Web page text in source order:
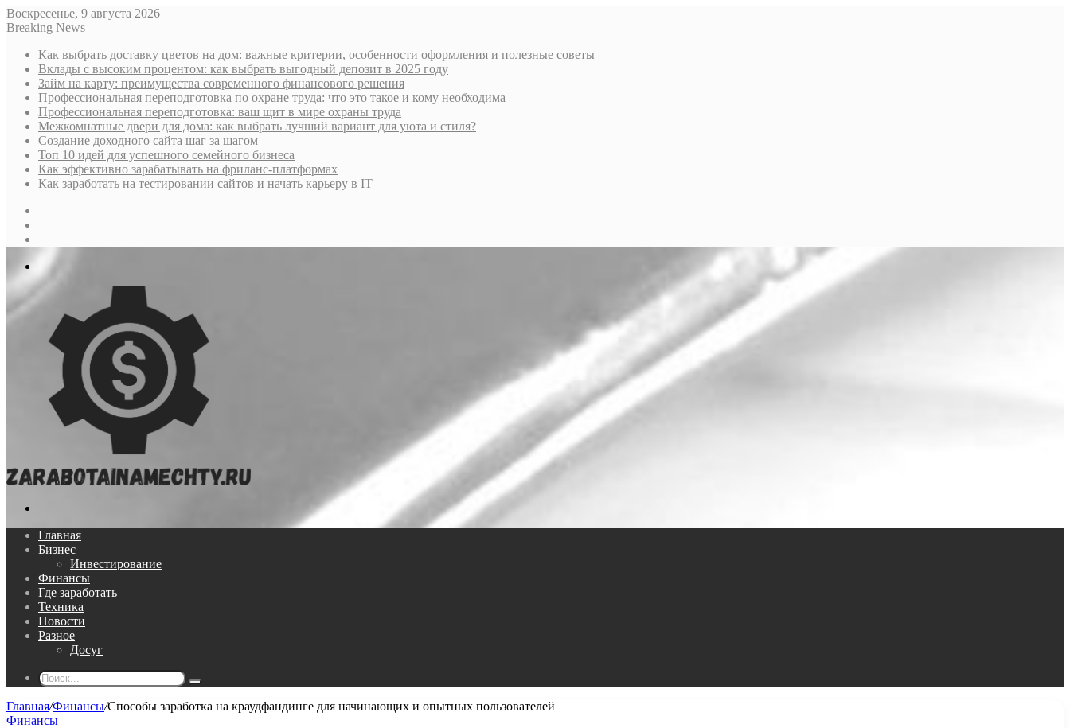
Воскресенье, 9 августа 2026
Breaking News
Как выбрать доставку цветов на дом: важные критерии, особенности оформления и полезные советы
Вклады с высоким процентом: как выбрать выгодный депозит в 2025 году
Займ на карту: преимущества современного финансового решения
Профессиональная переподготовка по охране труда: что это такое и кому необходима
Профессиональная переподготовка: ваш щит в мире охраны труда
Межкомнатные двери для дома: как выбрать лучший вариант для уюта и стиля?
Создание доходного сайта шаг за шагом
Топ 10 идей для успешного семейного бизнеса
Как эффективно зарабатывать на фриланс-платформах
Как заработать на тестировании сайтов и начать карьеру в IT
Меню
Главная
Бизнес
Инвестирование
Финансы
Где заработать
Техника
Новости
Разное
Досуг
Поиск...
Главная/Финансы/Способы заработка на краудфандинге для начинающих и опытных пользователей
Финансы